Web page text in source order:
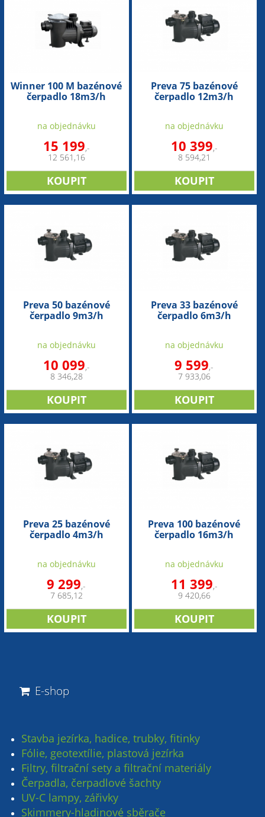
Winner 100 M bazénové
čerpadlo 18m3/h
na objednávku
15 199,-
12 561,16
Preva 75 bazénové
čerpadlo 12m3/h
na objednávku
10 399,-
8 594,21
Preva 50 bazénové
čerpadlo 9m3/h
na objednávku
10 099,-
8 346,28
Preva 33 bazénové
čerpadlo 6m3/h
na objednávku
9 599,-
7 933,06
Preva 25 bazénové
čerpadlo 4m3/h
na objednávku
9 299,-
7 685,12
Preva 100 bazénové
čerpadlo 16m3/h
na objednávku
11 399,-
9 420,66
E-shop
Stavba jezírka, hadice, trubky, fitinky
Fólie, geotextílie, plastová jezírka
Filtry, filtrační sety a filtrační materiály
Čerpadla, čerpadlové šachty
UV-C lampy, zářivky
Skimmery-hladinové sběrače